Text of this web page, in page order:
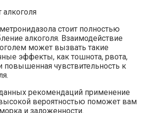
алкоголя
стоит полностью
алкоголя. Взаимодействие
может вызвать такие
эффекты, как тошнота, рвота,
повышенная чувствительность к
рекомендаций применение
вероятностью поможет вам
и заложенности.